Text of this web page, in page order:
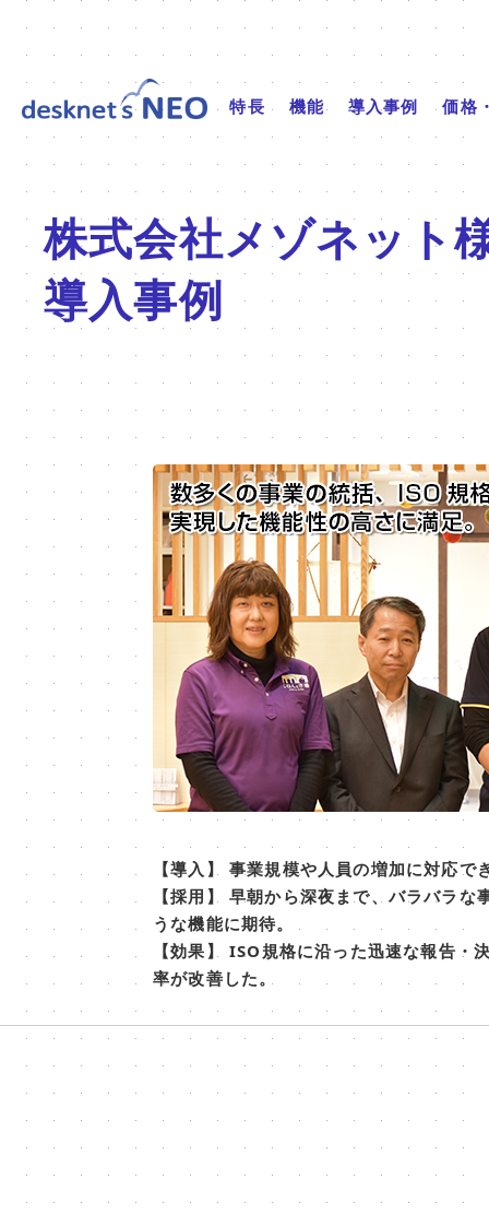
特長 機能 導入事例 価格
株式会社メゾネット
導入事例
【導入】 事業規模や人員の増加に対応
【採用】 早朝から深夜まで、バラバラ
うな機能に期待。
【効果】 ISO規格に沿った迅速な報告
率が改善した。